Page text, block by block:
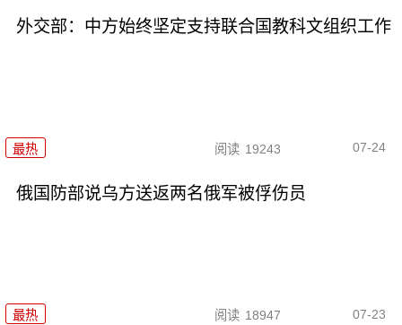
外交部：中方始终坚定支持联合国教科文组织工作
最热 阅读 19243 07-24
俄国防部说乌方送返两名俄军被俘伤员
最热 阅读 18947 07-23